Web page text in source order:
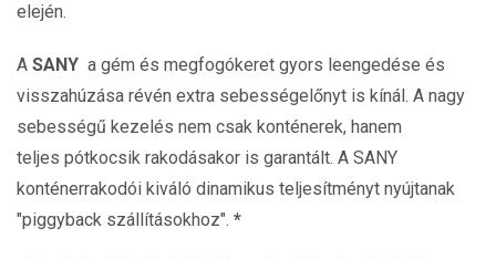
elején.
A SANY a gém és megfogókeret gyors leengedése és
visszahúzása révén extra sebességelőnyt is kínál. A nagy
sebességű kezelés nem csak konténerek, hanem
teljes pótkocsik rakodásakor is garantált. A SANY
konténerrakodói kiváló dinamikus teljesítményt nyújtanak
"piggyback szállításokhoz". *